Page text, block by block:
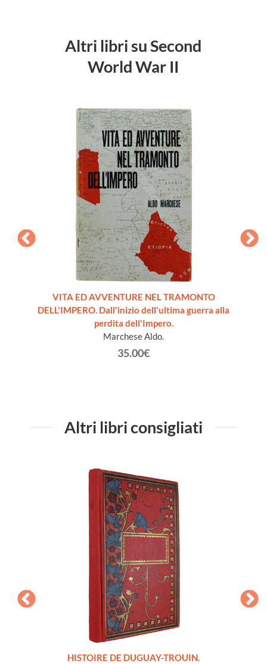
Altri libri su Second
World War II
VITA ED AVVENTURE NEL TRAMONTO
DELL'IMPERO. Dall'inizio dell'ultima guerra alla
perdita dell'Impero.
Marchese Aldo.
35.00€
Altri libri consigliati
HISTOIRE DE DUGUAY-TROUIN.